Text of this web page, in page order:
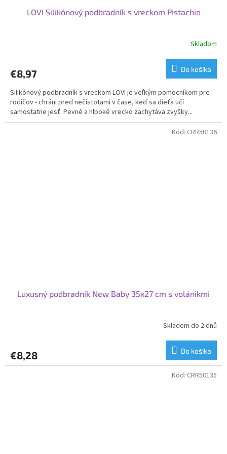
LOVI Silikónový podbradník s vreckom Pistachio
Skladom
€8,97 Do košíka
Silikónový podbradník s vreckom LOVI je veľkým pomocníkom pre
rodičov - chráni pred nečistotami v čase, keď sa dieťa učí
samostatne jesť. Pevné a hlboké vrecko zachytáva zvyšky...
Luxusný podbradník New Baby 35x27 cm s volánikmi
Skladem do 2 dnů
€8,28 Do košíka
Kód: CRR50136
Kód: CRR50135